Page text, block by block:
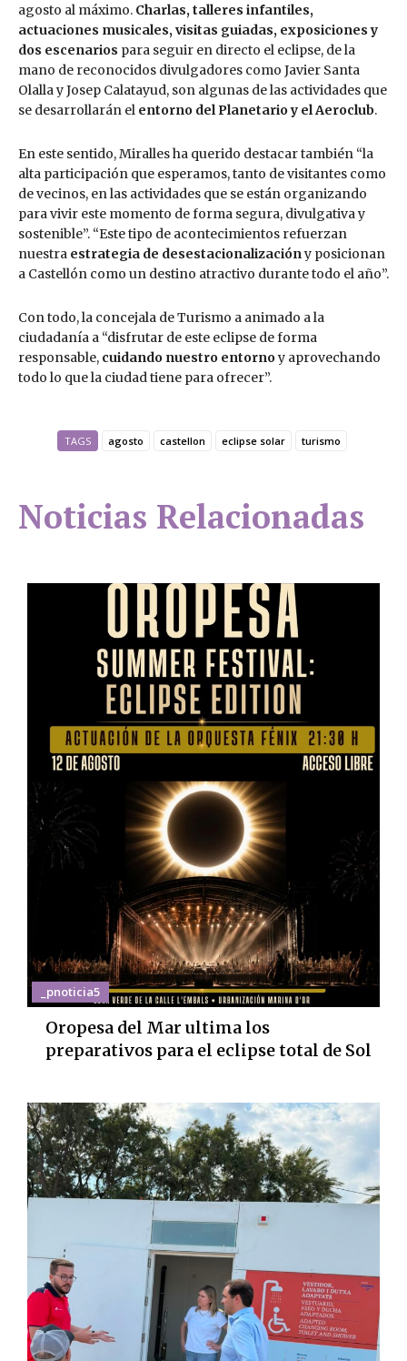
agosto al máximo. Charlas, talleres infantiles,
actuaciones musicales, visitas guiadas, exposiciones y
dos escenarios para seguir en directo el eclipse, de la
mano de reconocidos divulgadores como Javier Santa
Olalla y Josep Calatayud, son algunas de las actividades que
se desarrollarán el entorno del Planetario y el Aeroclub.
En este sentido, Miralles ha querido destacar también “la
alta participación que esperamos, tanto de visitantes como
de vecinos, en las actividades que se están organizando
para vivir este momento de forma segura, divulgativa y
sostenible”. “Este tipo de acontecimientos refuerzan
nuestra estrategia de desestacionalizacióny posicionan
a Castellón como un destino atractivo durante todo el año”.
Con todo, la concejala de Turismo a animado a la
ciudadanía a “disfrutar de este eclipse de forma
responsable, cuidando nuestro entornoy aprovechando
todo lo que la ciudad tiene para ofrecer”.
TAGS agosto castellon eclipse solar turismo
Noticias Relacionadas
_pnoticia5
Oropesa del Mar ultima los
preparativos para el eclipse total de Sol